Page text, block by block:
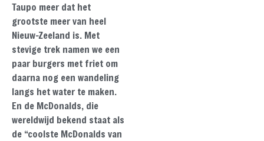
Taupo meer dat het
grootste meer van heel
Nieuw-Zeeland is. Met
stevige trek namen we een
paar burgers met friet om
daarna nog een wandeling
langs het water te maken.
En de McDonalds, die
wereldwijd bekend staat als
de “coolste McDonalds van